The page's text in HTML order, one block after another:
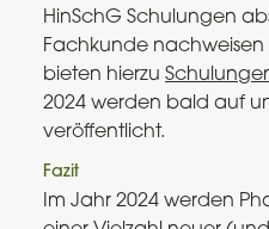
HinSchG Schulungen
Fachkunde nachweisen
bieten hierzu
2024 werden bald auf
veröffentlicht.
Fazit
Im Jahr 2024 werden